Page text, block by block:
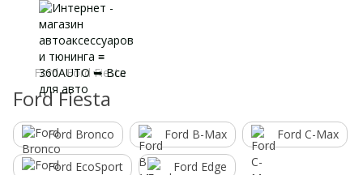
Ford Ford Fiesta
Ford Fiesta
Ford Bronco Ford B-Max Ford C-Max
Ford EcoSport Ford Edge